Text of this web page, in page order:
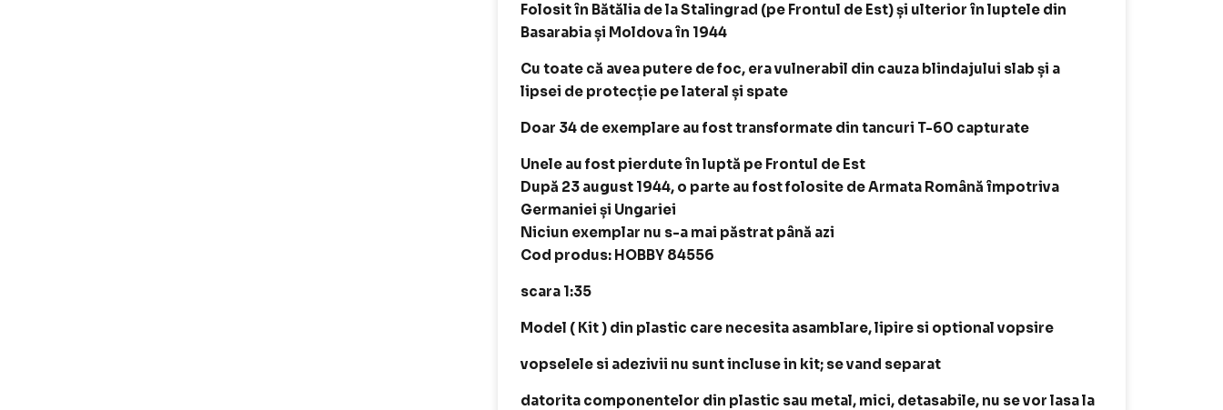
Folosit în Bătălia de la Stalingrad (pe Frontul de Est) și ulterior în luptele din
Basarabia și Moldova în 1944
Cu toate că avea putere de foc, era vulnerabil din cauza blindajului slab și a
lipsei de protecție pe lateral și spate
Doar 34 de exemplare au fost transformate din tancuri T-60 capturate
Unele au fost pierdute în luptă pe Frontul de Est
După 23 august 1944, o parte au fost folosite de Armata Română împotriva
Germaniei și Ungariei
Niciun exemplar nu s-a mai păstrat până azi
Cod produs: HOBBY 84556
scara 1:35
Model ( Kit ) din plastic care necesita asamblare, lipire si optional vopsire
vopselele si adezivii nu sunt incluse in kit; se vand separat
datorita componentelor din plastic sau metal, mici, detasabile, nu se vor lasa la